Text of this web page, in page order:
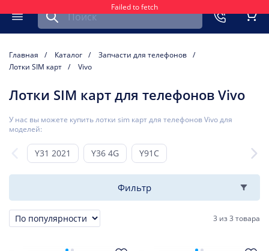
Failed to fetch
Меню
Найти запчасть для мобильного устройства
Главная Каталог
Запчасти для телефонов
Лотки SIM карт
Vivo
Лотки SIM карт для телефонов Vivo
У нас вы можете купить лотки sim карт для телефонов Vivo для
моделей:
Y31 2021 Y36 4G Y91C
Фильтр
Сортировка 3 из3 товара